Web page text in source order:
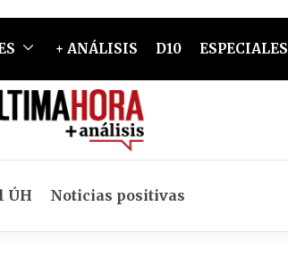
+ ANÁLISIS D10 ESPECIALES
ÚH Noticias positivas